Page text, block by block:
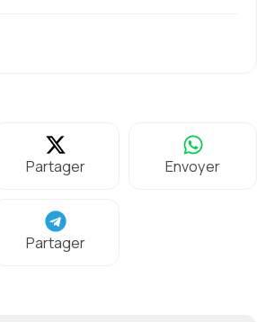
Partager Envoyer
Partager